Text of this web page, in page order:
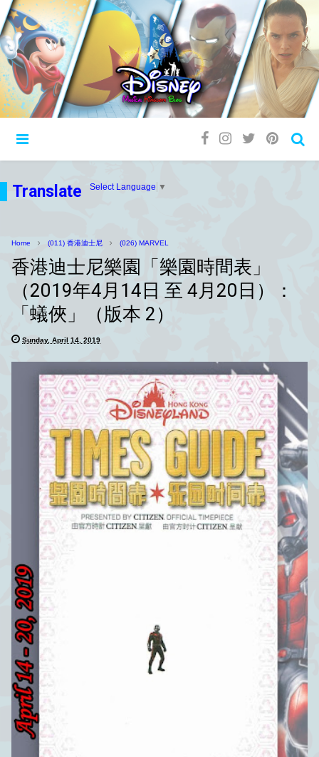
Translate Select Language ▼
Home (011) 香港迪士尼 (026) MARVEL
香港迪士尼樂園「樂園時間表」
（2019年4月14日 至 4月20日）：
「蟻俠」（版本 2）
Sunday, April 14, 2019